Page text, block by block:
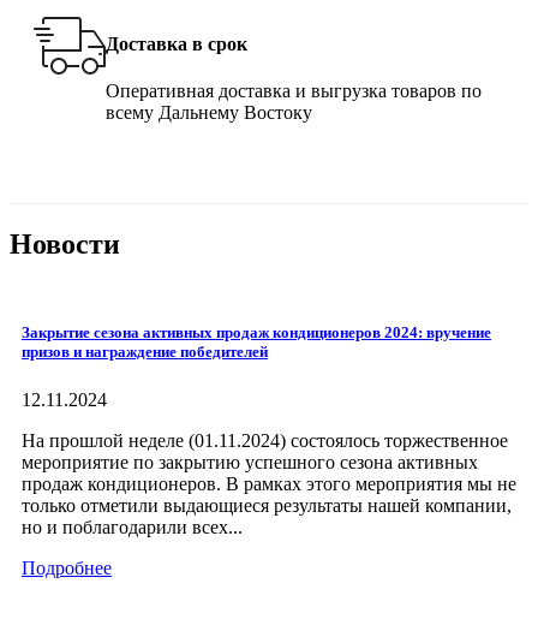
Доставка в срок
Оперативная доставка и выгрузка товаров по
всему Дальнему Востоку
Новости
Закрытие сезона активных продаж кондиционеров 2024: вручение
призов и награждение победителей
12.11.2024
На прошлой неделе (01.11.2024) состоялось торжественное
мероприятие по закрытию успешного сезона активных
продаж кондиционеров. В рамках этого мероприятия мы не
только отметили выдающиеся результаты нашей компании,
но и поблагодарили всех...
Подробнее